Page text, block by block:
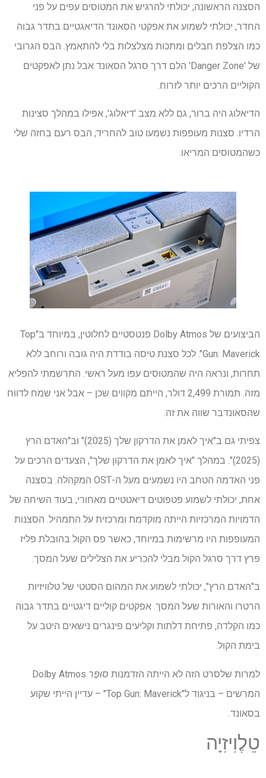
הסצנה הראשונה; יכולתי להרגיש את המטוסים עפים על פני
החדר, יכולתי לשמוע את אפקטי הסאונד הדיאגטיים בתדר גבוה
כמו הצלפת חבלים ומתכות מצלצלות בלי להתאמץ. הבס הגרובי
של 'Danger Zone' הלם דרך סרגל הסאונד אבל נתן לאפקטים
הקוליים הרכים יותר לזרוח.
הדיאלוג היה ברור, גם ללא מצב 'דיאלוג', אפילו במהלך סצינות
הרדיו. סצנות מעופפות נשמעו טוב להחריד; הבס רעם בחזה שלי
כשהמטוסים המריאו.
הביצועים של Dolby Atmos פנטסטיים לחלוטין, במיוחד ב"Top
Gun: Maverick". לכל סצנת טיסה בודדת היה גובה ורוחב ללא
תחרות, ונראה היה שהמטוסים עפו מעל ראשי. התרשמתי להפליא
מזה. תמורת 2,499 דולר, הייתם מקווים שכן – אבל אני שמח לדווח
שהסאונדבר שווה את זה.
צפיתי גם ב"איך לאמן את הדרקון שלך (2025)" וב"האדם הרץ
(2025)". במהלך "איך לאמן את הדרקון שלך", הצעדים הרכים על
פני האדמה הטחב היו נשמעים מעל ה-OST המקהלה. בסצנה
אחת, יכולתי לשמוע פטפוטים דיאטטיים מאחורי, בעוד השיחה של
הדמויות המרכזיות הייתה מוקדמת ומרכזית על התמהיל. הסצנות
המעופפות היו מרשימות במיוחד, כאשר פס הקול בהובלת פליז
פרץ דרך סרגל הקול מבלי להכריע את הצלילים שעל המסך.
ב"האדם הרץ", יכולתי לשמוע את המהום הסטטי של טלוויזיות
הרטרו והאורות שעל המסך. אפקטים קוליים דיגטיים בתדר גבוה
כמו הקלדה, פתיחת דלתות וקליעים פינגרים נישאים היטב על
בימת הקול.
למרות שלסרט הזה לא הייתה הזדמנות סוּפֶּר Dolby Atmos
המרשים – בניגוד ל"Top Gun: Maverick" – עדיין הייתי שקוע
בסאונד.
טֵלֶוִיזִיָה